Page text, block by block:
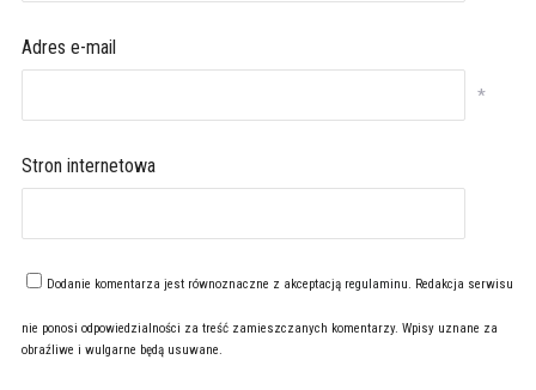
Adres e-mail
*
Stron internetowa
Dodanie komentarza jest równoznaczne z akceptacją regulaminu. Redakcja serwisu
nie ponosi odpowiedzialności za treść zamieszczanych komentarzy. Wpisy uznane za
obraźliwe i wulgarne będą usuwane.